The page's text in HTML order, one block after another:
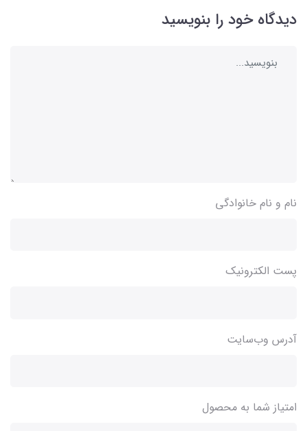
دیدگاه خود را بنویسید
نام و نام خانوادگی
پست الکترونیک
آدرس وب‌سایت
امتیاز شما به محصول